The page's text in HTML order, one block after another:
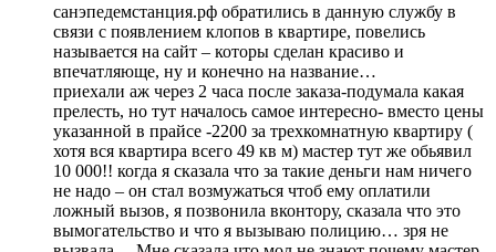
санэпедемстанция.рф обратились в данную службу в
связи с появлением клопов в квартире, повелись
называется на сайт – которы сделан красиво и
впечатляюще, ну и конечно на название…
приехали аж через 2 часа после заказа-подумала какая
прелесть, но тут началось самое интересно- вместо цены
указанной в прайсе -2200 за трехкомнатную квартиру (
хотя вся квартира всего 49 кв м) мастер тут же обьявил
10 000!! когда я сказала что за такие деньги нам ничего
не надо – он стал возмужаться чтоб ему оплатили
ложный вызов, я позвонила вконтору, сказала что это
вымогательство и что я вызываю полицию… зря не